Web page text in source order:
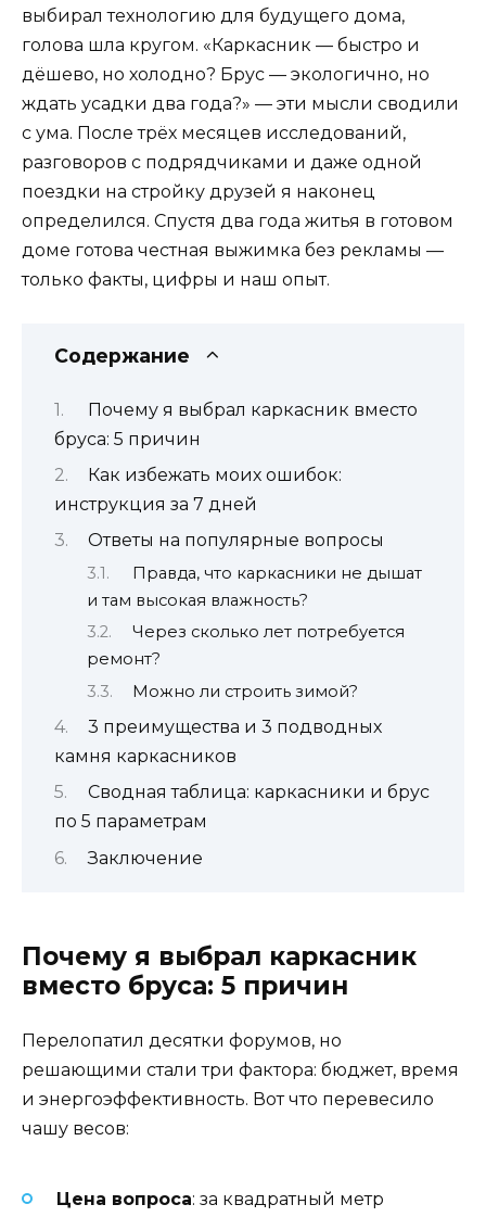
выбирал технологию для будущего дома,
голова шла кругом. «Каркасник — быстро и
дёшево, но холодно? Брус — экологично, но
ждать усадки два года?» — эти мысли сводили
с ума. После трёх месяцев исследований,
разговоров с подрядчиками и даже одной
поездки на стройку друзей я наконец
определился. Спустя два года житья в готовом
доме готова честная выжимка без рекламы —
только факты, цифры и наш опыт.
Содержание
Почему я выбрал каркасник вместо
бруса: 5 причин
Как избежать моих ошибок:
инструкция за 7 дней
Ответы на популярные вопросы
Правда, что каркасники не дышат
и там высокая влажность?
Через сколько лет потребуется
ремонт?
Можно ли строить зимой?
3 преимущества и 3 подводных
камня каркасников
Сводная таблица: каркасники и брус
по 5 параметрам
Заключение
Почему я выбрал каркасник
вместо бруса: 5 причин
Перелопатил десятки форумов, но
решающими стали три фактора: бюджет, время
и энергоэффективность. Вот что перевесило
чашу весов:
Цена вопроса: за квадратный метр